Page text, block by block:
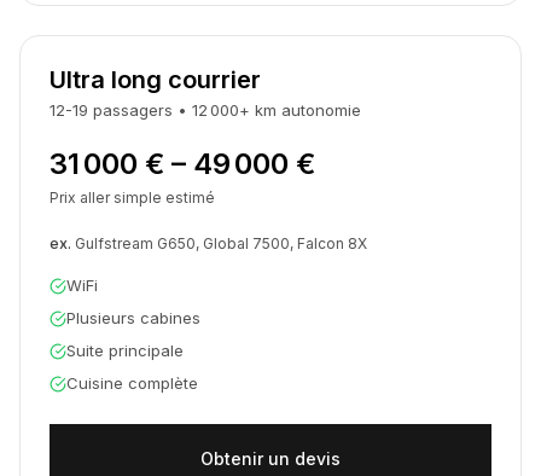
Ultra long courrier
12-19 passagers • 12 000+ km autonomie
31 000 € – 49 000 €
Prix aller simple estimé
ex. Gulfstream G650, Global 7500, Falcon 8X
WiFi
Plusieurs cabines
Suite principale
Cuisine complète
Obtenir un devis